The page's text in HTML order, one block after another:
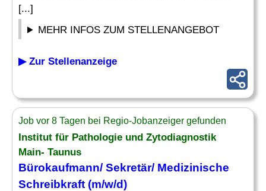
[...]
MEHR INFOS ZUM STELLENANGEBOT
▶ Zur Stellenanzeige
Job vor 8 Tagen bei Regio-Jobanzeiger gefunden
Institut für Pathologie und Zytodiagnostik
Main- Taunus
Bürokaufmann/ Sekretär/ Medizinische
Schreibkraft (m/w/d)